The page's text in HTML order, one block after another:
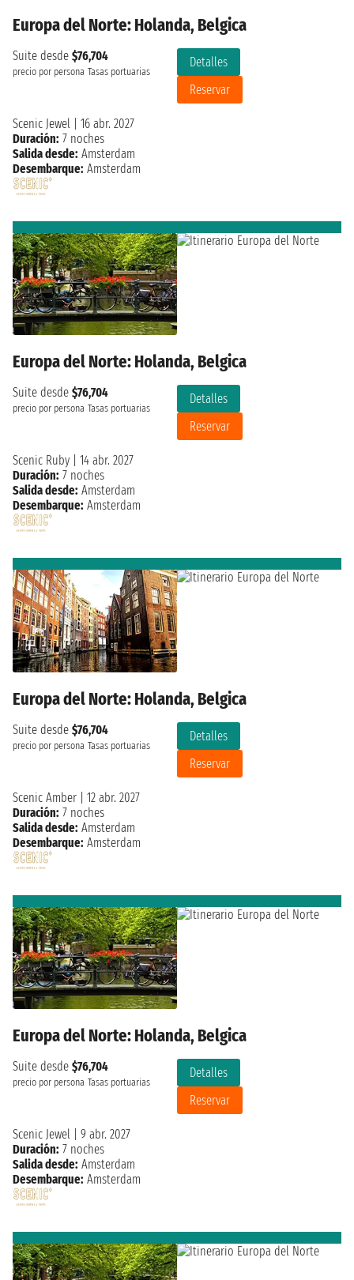
Europa del Norte: Holanda, Belgica
Suite desde $76,704
precio por persona Tasas portuarias
Detalles
Reservar
Scenic Jewel
16 abr. 2027
Duración: 7 noches
Salida desde: Amsterdam
Desembarque: Amsterdam
Europa del Norte: Holanda, Belgica
Suite desde $76,704
precio por persona Tasas portuarias
Detalles
Reservar
Scenic Ruby
14 abr. 2027
Duración: 7 noches
Salida desde: Amsterdam
Desembarque: Amsterdam
Europa del Norte: Holanda, Belgica
Suite desde $76,704
precio por persona Tasas portuarias
Detalles
Reservar
Scenic Amber
12 abr. 2027
Duración: 7 noches
Salida desde: Amsterdam
Desembarque: Amsterdam
Europa del Norte: Holanda, Belgica
Suite desde $76,704
precio por persona Tasas portuarias
Detalles
Reservar
Scenic Jewel
9 abr. 2027
Duración: 7 noches
Salida desde: Amsterdam
Desembarque: Amsterdam